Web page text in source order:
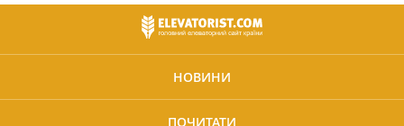
НОВИНИ
ПОЧИТАТИ